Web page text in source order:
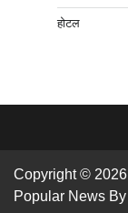
होटल
Copyright © 2026
Popular News By